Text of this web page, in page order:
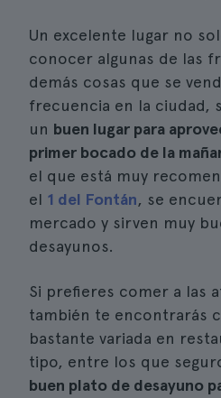
Un excelente lugar no
conocer algunas de las
demás cosas que se
frecuencia en la ciudad,
un buen lugar para
primer bocado de la
el que está muy
el 1 del Fontán, se
mercado y sirven muy
desayunos.
Si prefieres comer a las
también te encontrarás
bastante variada en
tipo, entre los que
buen plato de desayuno